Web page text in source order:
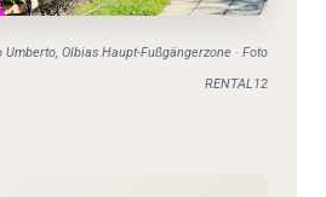
Olbias Haupt-Fußgängerzone · Foto
RENTAL12